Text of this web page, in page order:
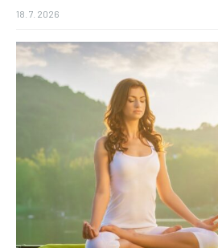
18. 7. 2026